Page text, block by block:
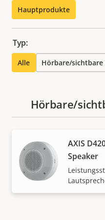
Hauptprodukte
Typ:
Alle Hörbare/sichtbare
Hörbare/
AXIS
Speaker